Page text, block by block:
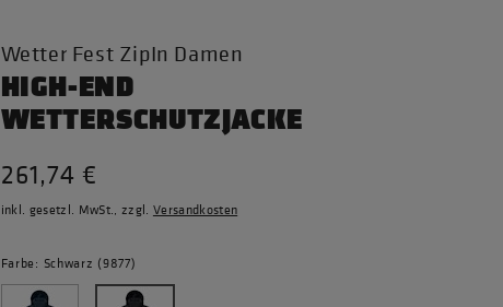
Wetter Fest ZipIn Damen
HIGH-END
WETTERSCHUTZJACKE
261,74 €
inkl. gesetzl. MwSt., zzgl. Versandkosten
Farbe: Schwarz (9877)